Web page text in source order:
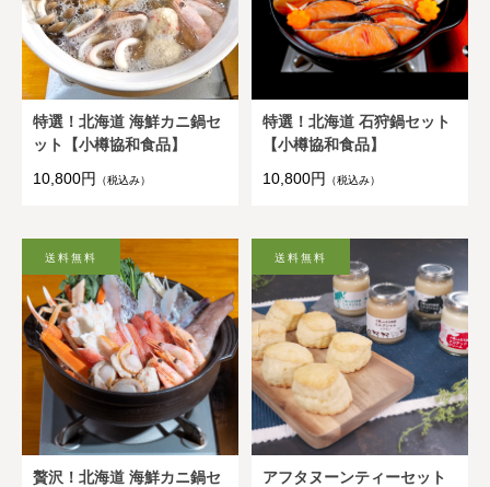
特選！北海道 海鮮カニ鍋セ
ット【小樽協和食品】
10,800円
（税込み）
特選！北海道 石狩鍋セット
【小樽協和食品】
10,800円
（税込み）
贅沢！北海道 海鮮カニ鍋セ
アフタヌーンティーセット